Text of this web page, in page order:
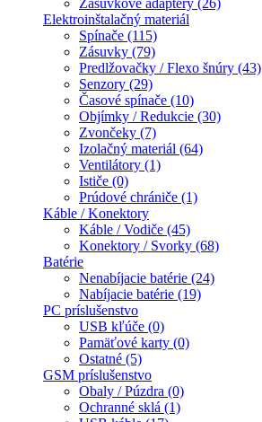
Zásuvkové adaptéry (26)
Elektroinštalačný materiál
Spínače (115)
Zásuvky (79)
Predlžovačky / Flexo šnúry (43)
Senzory (29)
Časové spínače (10)
Objímky / Redukcie (30)
Zvončeky (7)
Izolačný materiál (64)
Ventilátory (1)
Ističe (0)
Prúdové chrániče (1)
Káble / Konektory
Káble / Vodiče (45)
Konektory / Svorky (68)
Batérie
Nenabíjacie batérie (24)
Nabíjacie batérie (19)
PC príslušenstvo
USB kľúče (0)
Pamäťové karty (0)
Ostatné (5)
GSM príslušenstvo
Obaly / Púzdra (0)
Ochranné sklá (1)